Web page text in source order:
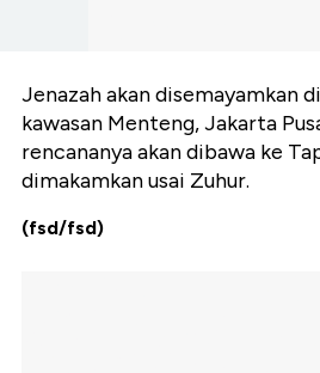
Jenazah akan disemayamkan
kawasan Menteng, Jakarta
rencananya akan dibawa ke
dimakamkan usai Zuhur.
(fsd/fsd)